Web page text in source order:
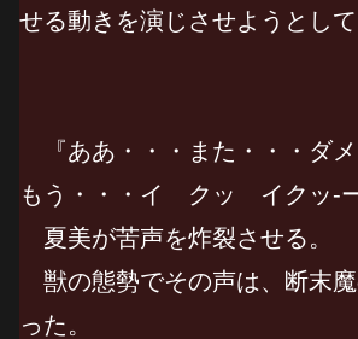
せる動きを演じさせようとして
『ああ・・・また・・・ダ
もう・・・イ クッ イクッ-ー
夏美が苦声を炸裂させる。
獣の態勢でその声は、断末
った。